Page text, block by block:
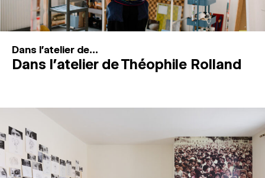
Dans l'atelier de...
Dans l’atelier de Théophile Rolland